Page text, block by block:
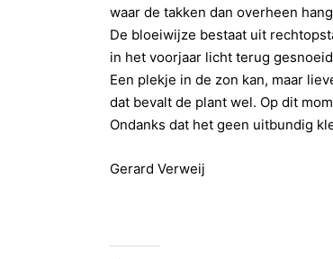
waar de takken dan overheen
De bloeiwijze bestaat uit
in het voorjaar licht terug
Een plekje in de zon kan, maar
dat bevalt de plant wel. Op dit
Ondanks dat het geen uitbundig
Gerard Verweij